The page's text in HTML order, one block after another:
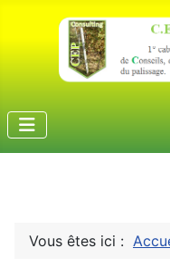
Vous êtes ici :